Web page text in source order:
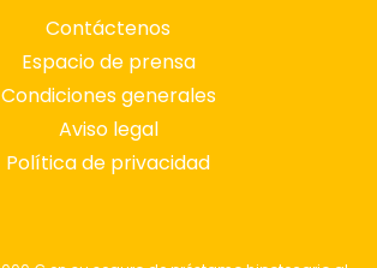
Contáctenos
Espacio de prensa
Condiciones generales
Aviso legal
Política de privacidad